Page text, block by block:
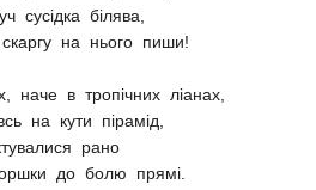
сусідка білява,
на нього пиши!
в тропічних ліанах,
на кути пірамід,
рано
до болю прямі.